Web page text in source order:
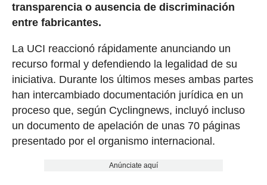
transparencia o ausencia de discriminación
entre fabricantes.
La UCI reaccionó rápidamente anunciando un
recurso formal y defendiendo la legalidad de su
iniciativa. Durante los últimos meses ambas partes
han intercambiado documentación jurídica en un
proceso que, según Cyclingnews, incluyó incluso
un documento de apelación de unas 70 páginas
presentado por el organismo internacional.
Anúnciate aquí